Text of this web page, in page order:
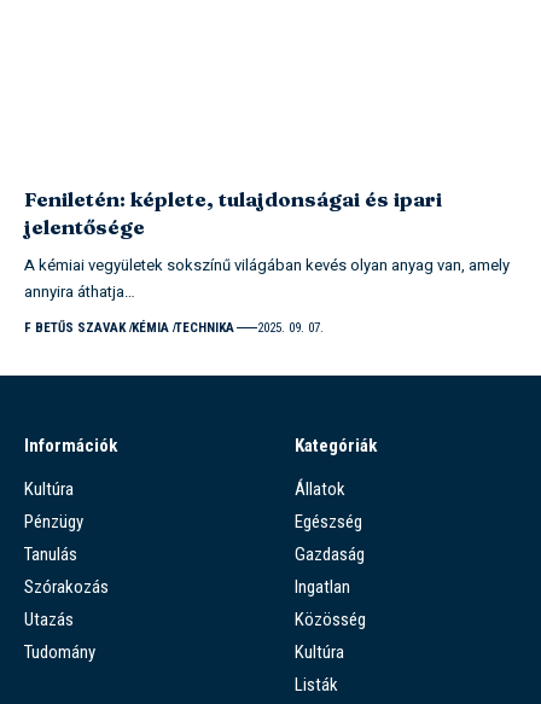
Feniletén: képlete, tulajdonságai és ipari
jelentősége
A kémiai vegyületek sokszínű világában kevés olyan anyag van, amely
annyira áthatja…
F BETŰS SZAVAK KÉMIA TECHNIKA 2025. 09. 07.
Információk
Kultúra
Pénzügy
Tanulás
Szórakozás
Utazás
Tudomány
Kategóriák
Állatok
Egészség
Gazdaság
Ingatlan
Közösség
Kultúra
Listák